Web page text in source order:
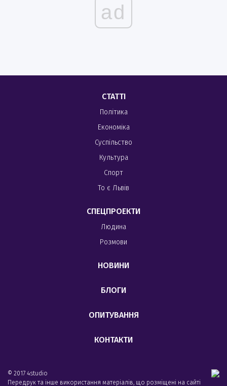
ad
СТАТТІ
Політика
Економіка
Суспільство
Культура
Спорт
То є Львів
СПЕЦПРОЕКТИ
Людина
Розмови
НОВИНИ
БЛОГИ
ОПИТУВАННЯ
КОНТАКТИ
© 2017 4studio
Передрук та інше використання матеріалів, що розміщені на сайті